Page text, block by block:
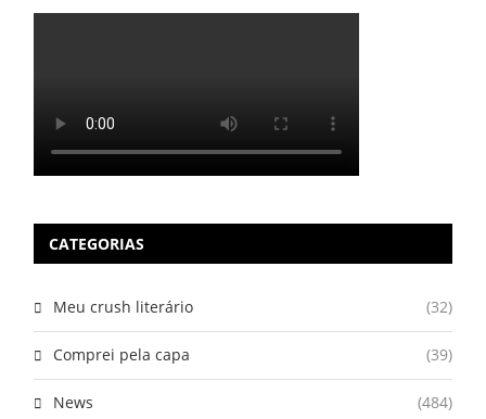
CATEGORIAS
Meu crush literário (32)
Comprei pela capa (39)
News (484)